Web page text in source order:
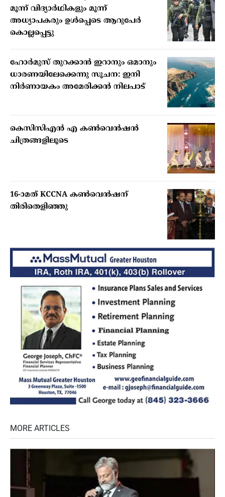
മൂന്ന് വിദ്യാര്‍ഥികളും മൂന്ന്
അധ്യാപകരും ഉള്‍പ്പെടെ ആറുപേര്‍
കൊല്ലപ്പെട്ടു
ഹോര്‍മുസ് തുറക്കാന്‍ ഇറാനും ഒമാനും
ധാരണയിലേക്കെന്നു സൂചന: ഇനി
നിര്‍ണായകം അമേരിക്കന്‍ നിലപാട്
കെസിസിഎൻ എ കൺവെൻഷൻ
ചിത്രങ്ങളിലൂടെ
16-ാമത് KCCNA കൺവെൻഷന്
തിരിതെളിഞ്ഞു
MORE ARTICLES